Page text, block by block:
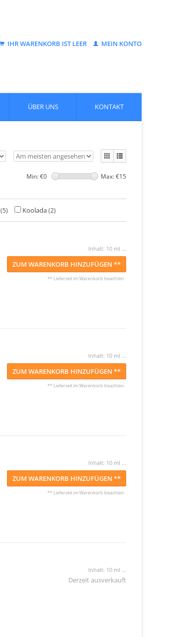
IHR WARENKORB IST LEER MEIN KONTO
ÜBER UNS KONTAKT
Min: €0 Max: €15
(5) Koolada(2)
Inhalt: 10 ml ...
ZUM WARENKORB HINZUFÜGEN **
** Lieferzeit im Warenkorb beachten
Inhalt: 10 ml ...
ZUM WARENKORB HINZUFÜGEN **
** Lieferzeit im Warenkorb beachten
Inhalt: 10 ml ...
ZUM WARENKORB HINZUFÜGEN **
** Lieferzeit im Warenkorb beachten
Inhalt: 10 ml ...
Derzeit ausverkauft